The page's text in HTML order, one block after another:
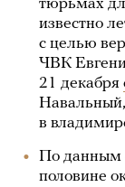
тюрьмах
известно
с целью
ЧВК
21 декабря
в
По данным
половине